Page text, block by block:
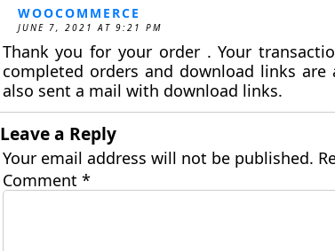
WOOCOMMERCE
JUNE 7, 2021 AT 9:21 PM
Thank you for your order . Your
completed orders and download links are
also sent a mail with download links.
Leave a Reply
Your email address will not be published.
Comment *